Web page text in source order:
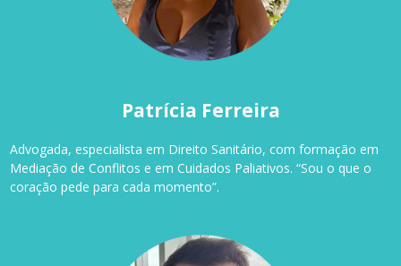
Patrícia Ferreira
Advogada, especialista em Direito Sanitário, com formação em
Mediação de Conflitos e em Cuidados Paliativos. “Sou o que o
coração pede para cada momento”.